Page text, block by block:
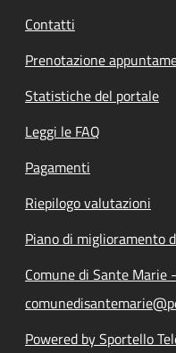
Contatti
Prenotazione
Statistiche del portale
Leggi le FAQ
Pagamenti
Riepilogo valutazioni
Piano di miglioramento
Comune di Sante Marie
Powered by Sportello